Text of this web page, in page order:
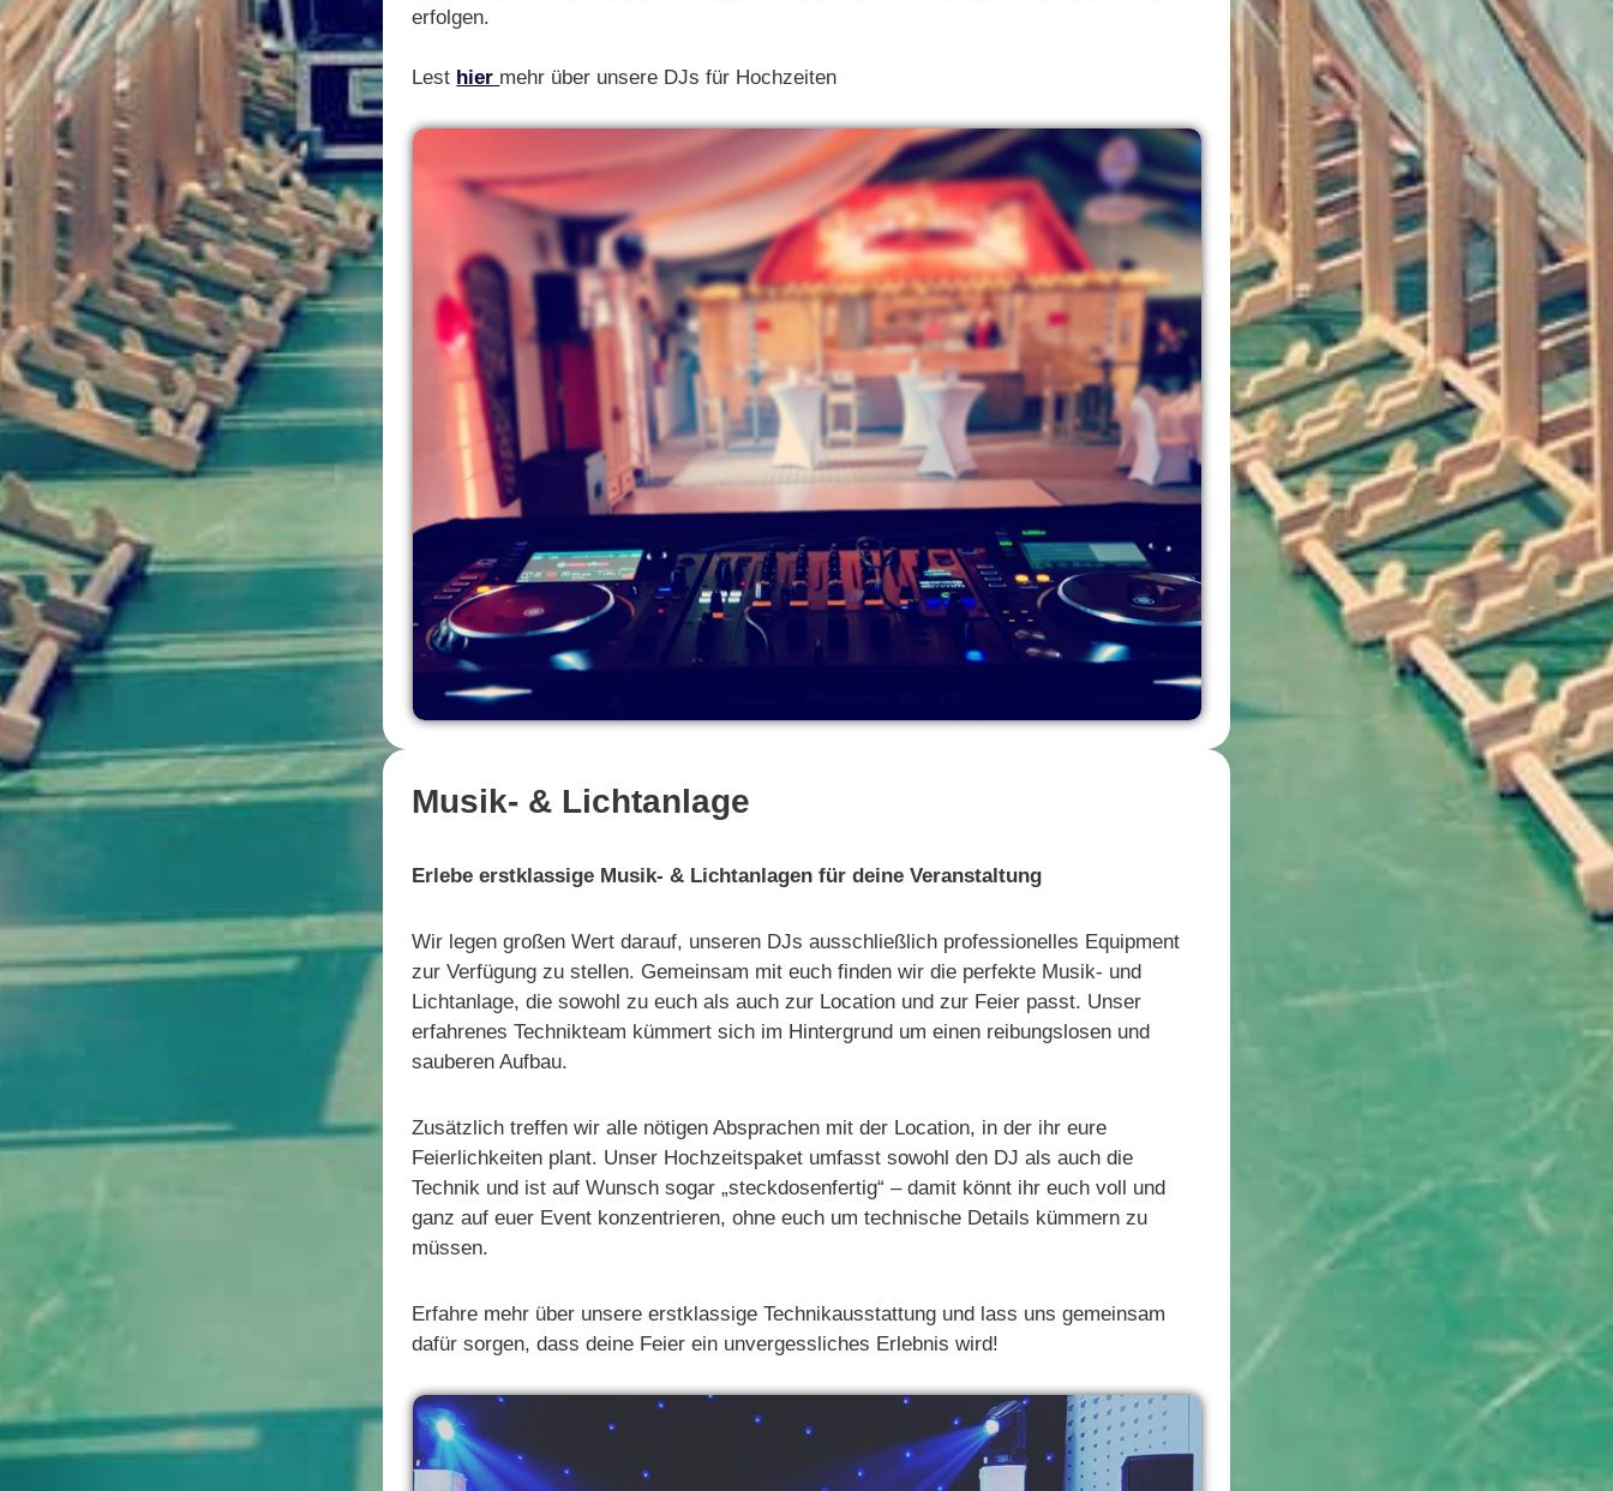
erfolgen.
Lest hier mehr über unsere DJs für Hochzeiten
Musik- & Lichtanlage
Erlebe erstklassige Musik- & Lichtanlagen für deine Veranstaltung
Wir legen großen Wert darauf, unseren DJs ausschließlich professionelles Equipment
zur Verfügung zu stellen. Gemeinsam mit euch finden wir die perfekte Musik- und
Lichtanlage, die sowohl zu euch als auch zur Location und zur Feier passt. Unser
erfahrenes Technikteam kümmert sich im Hintergrund um einen reibungslosen und
sauberen Aufbau.
Zusätzlich treffen wir alle nötigen Absprachen mit der Location, in der ihr eure
Feierlichkeiten plant. Unser Hochzeitspaket umfasst sowohl den DJ als auch die
Technik und ist auf Wunsch sogar „steckdosenfertig“ – damit könnt ihr euch voll und
ganz auf euer Event konzentrieren, ohne euch um technische Details kümmern zu
müssen.
Erfahre mehr über unsere erstklassige Technikausstattung und lass uns gemeinsam
dafür sorgen, dass deine Feier ein unvergessliches Erlebnis wird!